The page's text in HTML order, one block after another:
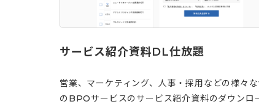
サービス紹介資料DL仕放題
営業、マーケティング、人事・採用などの様々
のBPOサービスのサービス紹介資料のダウンロ